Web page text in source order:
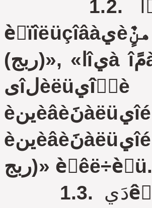
èٌïîëüçîâàيèے ًٌهنٌٍâ èينèâèنَàëüيîé ىîلèëüيîٌٍè
(ربج)», «اîيà îمًàيè÷هيèے ٌêîًîٌٍè èينèâèنَàëüيîé
ىîلèëüيîٌٍè (ربج)», «دàًêîâêà نëے ًٌهنٌٍâ
èينèâèنَàëüيîé ىîلèëüيîٌٍè (ربج)», «رًهنٌٍâî
èينèâèنَàëüيîé ىîلèëüيîٌٍè (نàëهه ïî ٍهêٌٍَ -
ربج)»
èٌêë‏÷èٍü.
1.3. دَيêٍ 2.5.1 ïîٌëه ٌëîâ «àنىèيèًٌٍàِèے